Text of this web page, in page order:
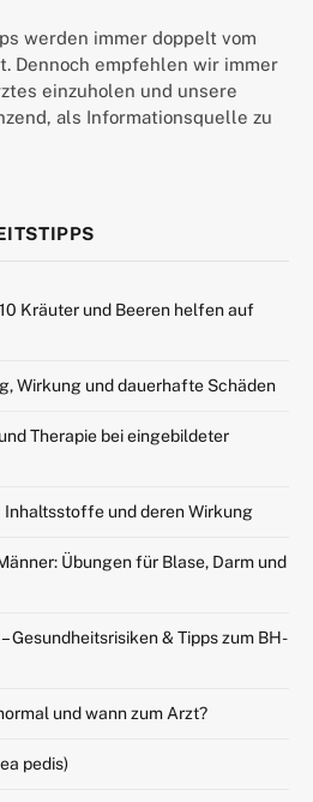
werden immer doppelt vom
Dennoch empfehlen wir immer
einzuholen und unsere
als Informationsquelle zu
Kräuter und Beeren helfen auf
Wirkung und dauerhafte Schäden
Therapie bei eingebildeter
und deren Wirkung
Übungen für Blase, Darm und
Gesundheitsrisiken & Tipps zum BH-
und wann zum Arzt?
pedis)